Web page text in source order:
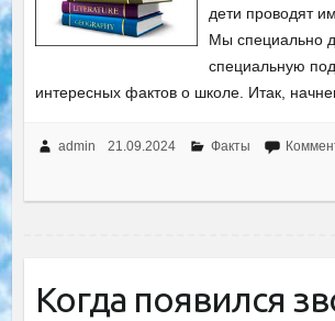
дети проводят
Мы специально
специальную
интересных фактов о школе. Итак,
admin 21.09.2024 Факты
Когда появился